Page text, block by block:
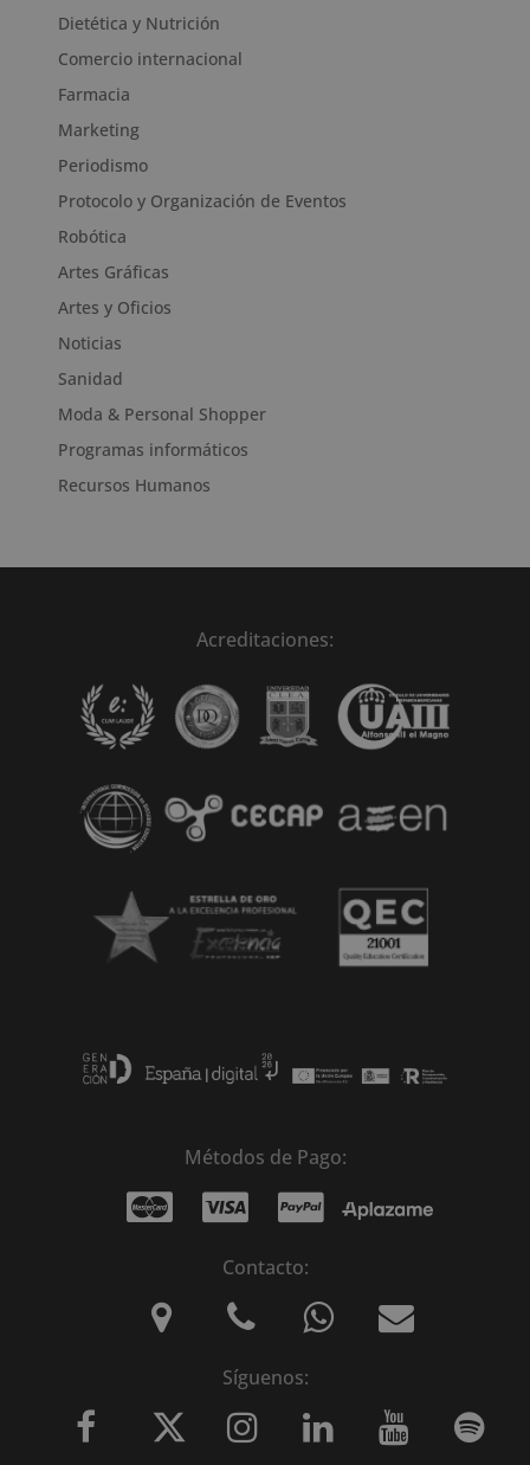
Dietética y Nutrición
Comercio internacional
Farmacia
Marketing
Periodismo
Protocolo y Organización de Eventos
Robótica
Artes Gráficas
Artes y Oficios
Noticias
Sanidad
Moda & Personal Shopper
Programas informáticos
Recursos Humanos
Acreditaciones:
Métodos de Pago:
Contacto:
Síguenos: